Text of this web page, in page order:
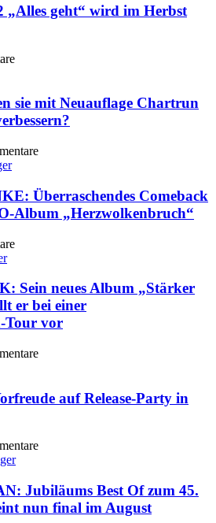
„Alles geht“ wird im Herbst
sie mit Neuauflage Chartrun
Überraschendes Comeback
Album „Herzwolkenbruch“
Sein neues Album „Stärker
er bei einer
Tour vor
auf Release-Party in
Jubiläums Best Of zum 45.
nun final im August